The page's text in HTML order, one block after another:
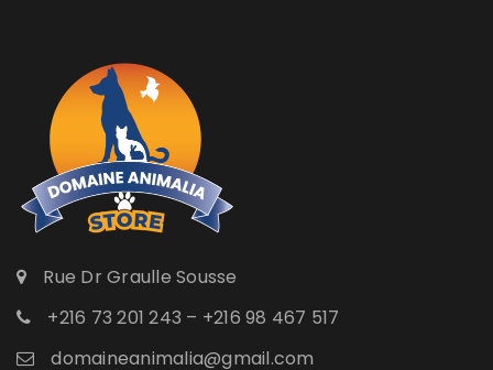
Rue Dr Graulle Sousse
+216 73 201 243 – +216 98 467 517
domaineanimalia@gmail.com